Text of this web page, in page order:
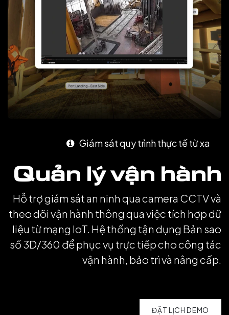
Giám sát quy trình thực tế từ xa
Quản lý vận hành
Hỗ trợ giám sát an ninh qua camera CCTV và
theo dõi vận hành thông qua việc tích hợp dữ
liệu từ mạng IoT. Hệ thống tận dụng Bản sao
số 3D/360 để phục vụ trực tiếp cho công tác
vận hành, bảo trì và nâng cấp.
ĐẶT LỊCH DEMO